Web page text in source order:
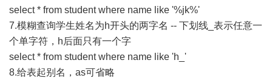
select * from student where name like '%jk%'
7.模糊查询学生姓名为h开头的两字名 -- 下划线_表示任意一
个单字符，h后面只有一个字
select * from student where name like 'h_'
8.给表起别名，as可省略